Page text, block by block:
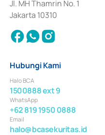
Jl. MH Thamrin No. 1
Jakarta 10310
Hubungi Kami
Halo BCA
1500888 ext 9
WhatsApp
+62 819 1950 0888
Email
halo@bcasekuritas.id